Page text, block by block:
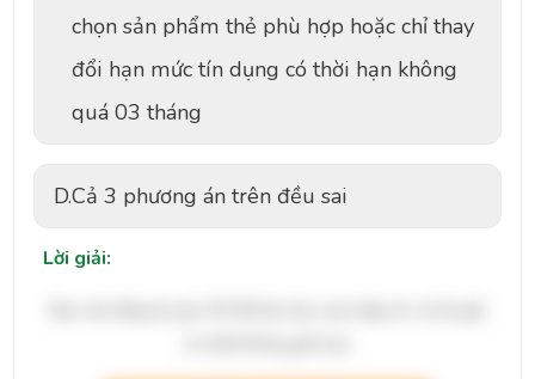
chọn sản phẩm thẻ phù hợp hoặc chỉ thay
đổi hạn mức tín dụng có thời hạn không
quá 03 tháng
D.Cả 3 phương án trên đều sai
Lời giải: